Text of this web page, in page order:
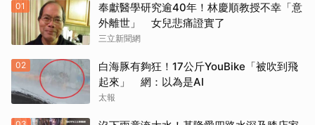
01
奉獻醫學研究逾40年！林慶順教授不幸「意
外離世」 女兒悲痛證實了
三立新聞網
02
白海豚有夠狂！17公斤YouBike「被吹到飛
起來」 網：以為是AI
太報